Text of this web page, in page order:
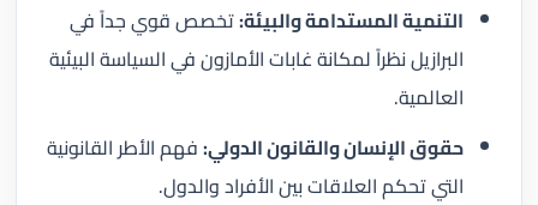
التنمية المستدامة والبيئة:تخصص قوي جداً في
البرازيل نظراً لمكانة غابات الأمازون في السياسة البيئية
العالمية.
حقوق الإنسان والقانون الدولي:فهم الأطر القانونية
التي تحكم العلاقات بين الأفراد والدول.